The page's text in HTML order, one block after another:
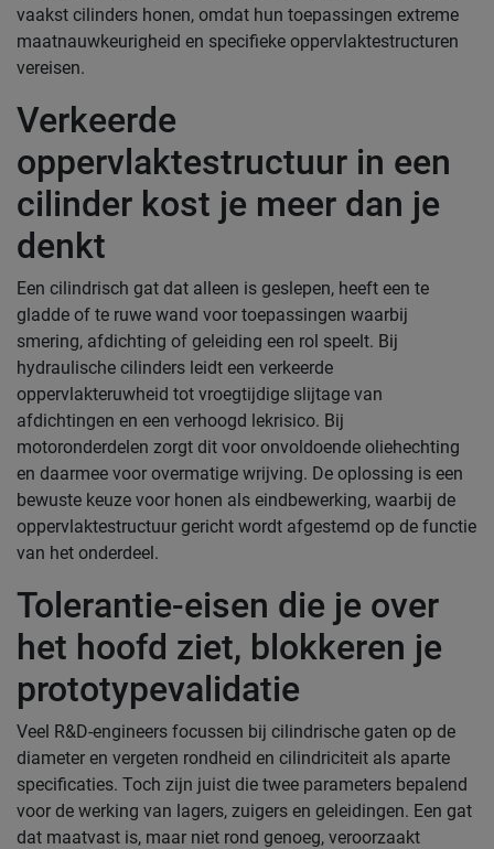
vaakst cilinders honen, omdat hun toepassingen extreme
maatnauwkeurigheid en specifieke oppervlaktestructuren
vereisen.
Verkeerde
oppervlaktestructuur in een
cilinder kost je meer dan je
denkt
Een cilindrisch gat dat alleen is geslepen, heeft een te
gladde of te ruwe wand voor toepassingen waarbij
smering, afdichting of geleiding een rol speelt. Bij
hydraulische cilinders leidt een verkeerde
oppervlakteruwheid tot vroegtijdige slijtage van
afdichtingen en een verhoogd lekrisico. Bij
motoronderdelen zorgt dit voor onvoldoende oliehechting
en daarmee voor overmatige wrijving. De oplossing is een
bewuste keuze voor honen als eindbewerking, waarbij de
oppervlaktestructuur gericht wordt afgestemd op de functie
van het onderdeel.
Tolerantie-eisen die je over
het hoofd ziet, blokkeren je
prototypevalidatie
Veel R&D-engineers focussen bij cilindrische gaten op de
diameter en vergeten rondheid en cilindriciteit als aparte
specificaties. Toch zijn juist die twee parameters bepalend
voor de werking van lagers, zuigers en geleidingen. Een gat
dat maatvast is, maar niet rond genoeg, veroorzaakt